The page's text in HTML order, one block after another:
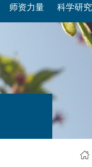
师资力量 科学研究